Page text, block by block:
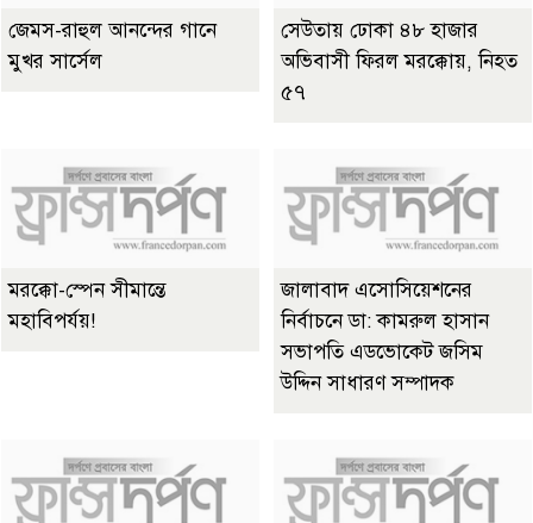
জেমস-রাহুল আনন্দের গানে
মুখর সার্সেল
সেউতায় ঢোকা ৪৮ হাজার
অভিবাসী ফিরল মরক্কোয়, নিহত
৫৭
মরক্কো-স্পেন সীমান্তে
মহাবিপর্যয়!
জালাবাদ এসোসিয়েশনের
নির্বাচনে ডা: কামরুল হাসান
সভাপতি এডভোকেট জসিম
উদ্দিন সাধারণ সম্পাদক